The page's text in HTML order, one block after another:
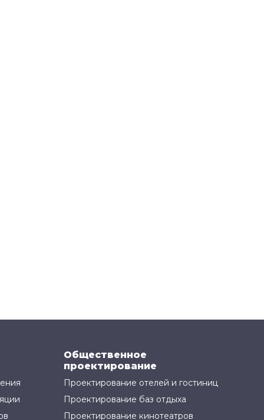
Общественное
проектирование
Проектирование отелей и гостиниц
Проектирование баз отдыха
Проектирование кинотеатров